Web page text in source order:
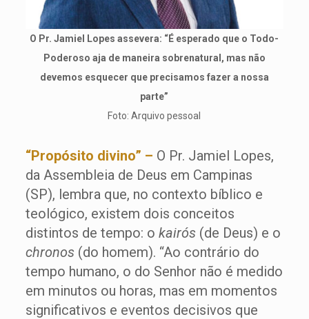
O Pr. Jamiel Lopes assevera: “É esperado que o Todo-
Poderoso aja de maneira sobrenatural, mas não
devemos esquecer que precisamos fazer a nossa
parte”
Foto: Arquivo pessoal
“Propósito divino” – O Pr. Jamiel Lopes,
da Assembleia de Deus em Campinas
(SP), lembra que, no contexto bíblico e
teológico, existem dois conceitos
distintos de tempo: o kairós (de Deus) e o
chronos (do homem). “Ao contrário do
tempo humano, o do Senhor não é medido
em minutos ou horas, mas em momentos
significativos e eventos decisivos que